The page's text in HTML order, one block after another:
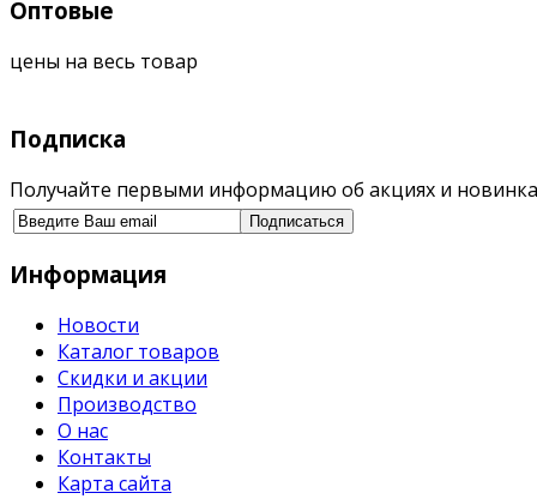
Оптовые
цены на весь товар
Подписка
Получайте первыми информацию об акциях и
Информация
Новости
Каталог товаров
Скидки и акции
Производство
О нас
Контакты
Карта сайта